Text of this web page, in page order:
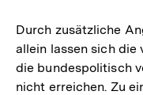
Durch zusätzliche
allein lassen sich die
die bundespolitisch
nicht erreichen. Zu